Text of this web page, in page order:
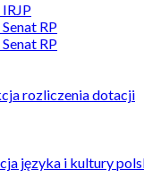
RP
RP
rozliczenia dotacji
języka i kultury